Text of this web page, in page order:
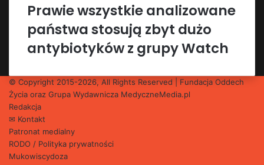
Prawie wszystkie analizowane
państwa stosują zbyt dużo
antybiotyków z grupy Watch
© Copyright 2015-2026, All Rights Reserved | Fundacja Oddech
Życia oraz Grupa Wydawnicza MedyczneMedia.pl
Redakcja
✉ Kontakt
Patronat medialny
RODO / Polityka prywatności
Mukowiscydoza